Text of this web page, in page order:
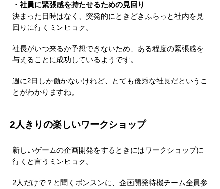
・社員に緊張感を持たせるための見回り
決まった日時はなく、突発的にときどきふらっと社内を見
回りに行くミンヒョク。
社長がいつ来るか予想できないため、ある程度の緊張感を
与えることに成功しているようです。
週に2日しか働かないけれど、とても優秀な社長だというこ
とがわかりますね。
2人きりの楽しいワークショップ
新しいゲームの企画開発をするときにはワークショップに
行くと言うミンヒョク。
2人だけで？と聞くボンスンに、企画開発待機チーム全員参